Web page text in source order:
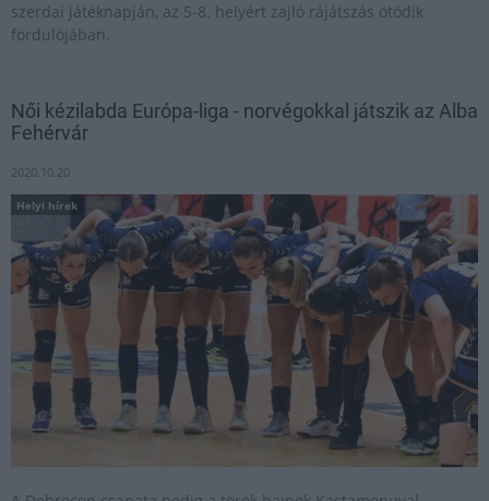
szerdai játéknapján, az 5-8. helyért zajló rájátszás ötödik
fordulójában.
Női kézilabda Európa-liga - norvégokkal játszik az Alba
Fehérvár
2020.10.20
Helyi hírek